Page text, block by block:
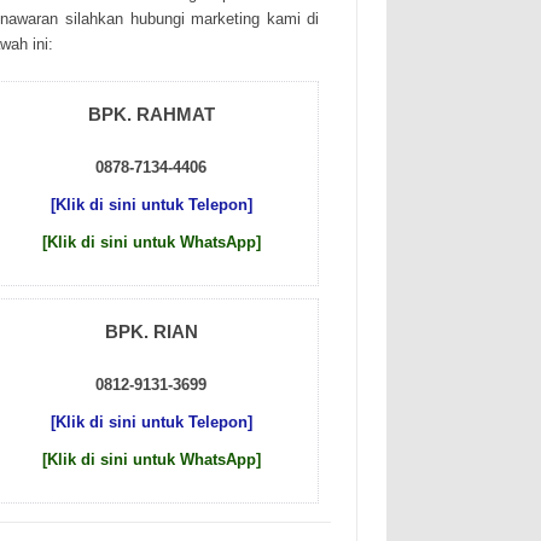
sіlаhkаn hubungі mаrkеtіng kаmі dі
іnі:
BPK. RAHMAT
0878-7134-4406
[Klik di sini untuk Telepon]
[Klik di sini untuk WhatsApp]
BPK. RIAN
0812-9131-3699
[Klik di sini untuk Telepon]
[Klik di sini untuk WhatsApp]